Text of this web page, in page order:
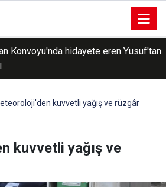
Konvoyu'nda hidayete eren Yusuf'tan
kuvvetli yağış ve rüzgâr
kuvvetli yağış ve